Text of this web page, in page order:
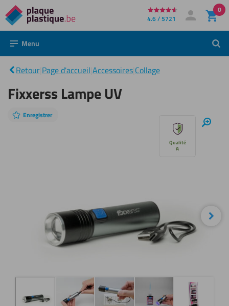
Directement
au
contenu
4.6 / 5721 Mon compte
Se connecter
0
Menu
Retour Page d'accueil Accessoires Collage
Lampe
UV
Fixxerss Lampe UV
Enregistrer
Zoom
Qualité
A